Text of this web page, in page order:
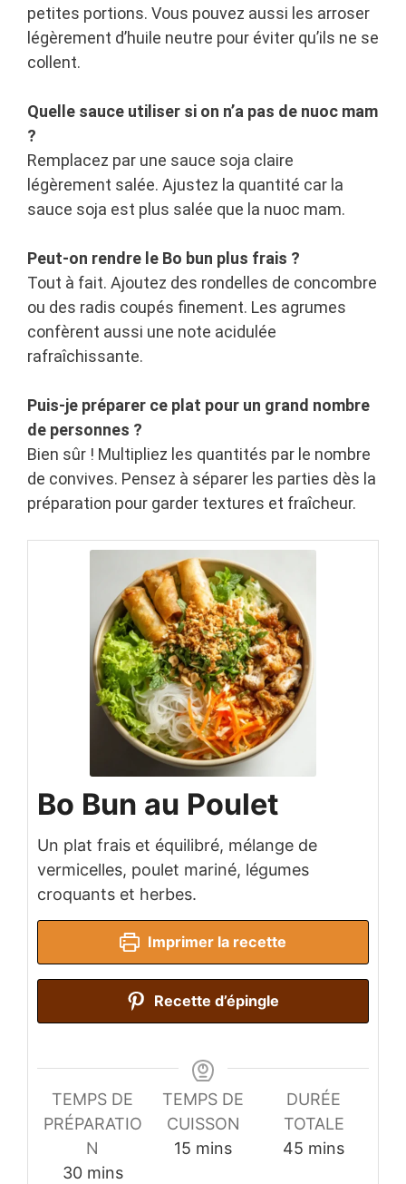
petites portions. Vous pouvez aussi les arroser
légèrement d’huile neutre pour éviter qu’ils ne se
collent.
Quelle sauce utiliser si on n’a pas de nuoc mam
?
Remplacez par une sauce soja claire
légèrement salée. Ajustez la quantité car la
sauce soja est plus salée que la nuoc mam.
Peut-on rendre le Bo bun plus frais ?
Tout à fait. Ajoutez des rondelles de concombre
ou des radis coupés finement. Les agrumes
confèrent aussi une note acidulée
rafraîchissante.
Puis-je préparer ce plat pour un grand nombre
de personnes ?
Bien sûr ! Multipliez les quantités par le nombre
de convives. Pensez à séparer les parties dès la
préparation pour garder textures et fraîcheur.
Bo Bun au Poulet
Un plat frais et équilibré, mélange de
vermicelles, poulet mariné, légumes
croquants et herbes.
Imprimer la recette
Recette d’épingle
TEMPS DE
PRÉPARATIO
N
30minutes
mins
TEMPS DE
CUISSON
15 minutes
mins
DURÉE
TOTALE
45 minutes
mins